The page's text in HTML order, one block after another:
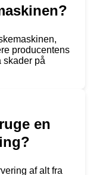
producentens
skader på
en
af alt fra